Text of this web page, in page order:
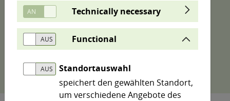
Verteilung der Dienstreisen nach Verkehrsmitteln
erfasst.
Hinweis: Mittels Klick auf die Legendeneinträge
lassen sich im Diagramm einzelne Datenreihen
aus- bzw. wieder einschalten.
Technically necessary
Functional
Standortauswahl
speichert den gewählten Standort,
um verschiedene Angebote des